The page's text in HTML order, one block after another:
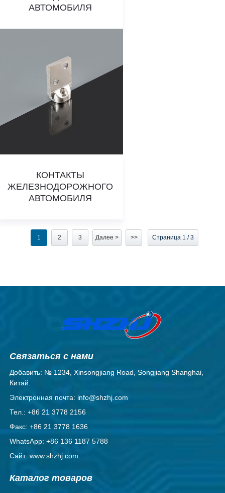
АВТОМОБИЛЯ
КОНТАКТЫ
ЖЕЛЕЗНОДОРОЖНОГО
АВТОМОБИЛЯ
1 2 3 Далее > >> Страница 1 / 3
Связаться с нами
Добавить: № 1234, Xinsongjiang Road, Songjiang Shanghai,
Китай.
Электронная почта: info@shzhj.com
Тел.: +86 21 3778 2156
Факс: +86 21 3778 1636
WhatsApp: +86 136 1187 5788
Сайт: www.shzhj.com.
Каталог товаров